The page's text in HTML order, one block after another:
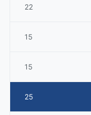
22
15
15
25